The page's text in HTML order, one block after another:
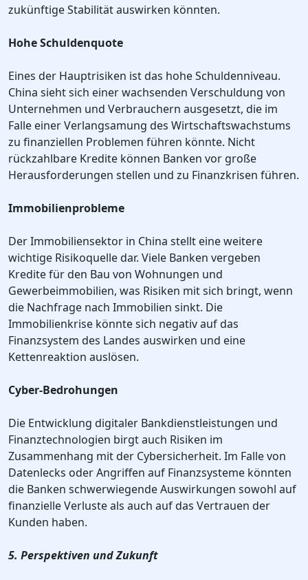
zukünftige Stabilität auswirken könnten.
Hohe Schuldenquote
Eines der Hauptrisiken ist das hohe Schuldenniveau.
China sieht sich einer wachsenden Verschuldung von
Unternehmen und Verbrauchern ausgesetzt, die im
Falle einer Verlangsamung des Wirtschaftswachstums
zu finanziellen Problemen führen könnte. Nicht
rückzahlbare Kredite können Banken vor große
Herausforderungen stellen und zu Finanzkrisen führen.
Immobilienprobleme
Der Immobiliensektor in China stellt eine weitere
wichtige Risikoquelle dar. Viele Banken vergeben
Kredite für den Bau von Wohnungen und
Gewerbeimmobilien, was Risiken mit sich bringt, wenn
die Nachfrage nach Immobilien sinkt. Die
Immobilienkrise könnte sich negativ auf das
Finanzsystem des Landes auswirken und eine
Kettenreaktion auslösen.
Cyber-Bedrohungen
Die Entwicklung digitaler Bankdienstleistungen und
Finanztechnologien birgt auch Risiken im
Zusammenhang mit der Cybersicherheit. Im Falle von
Datenlecks oder Angriffen auf Finanzsysteme könnten
die Banken schwerwiegende Auswirkungen sowohl auf
finanzielle Verluste als auch auf das Vertrauen der
Kunden haben.
5. Perspektiven und Zukunft